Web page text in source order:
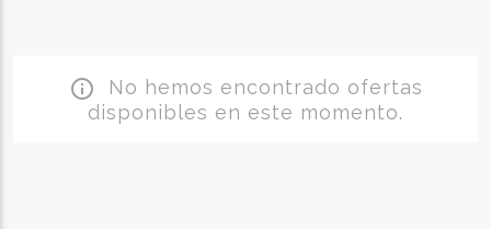
info_outline No hemos encontrado ofertas
disponibles en este momento.